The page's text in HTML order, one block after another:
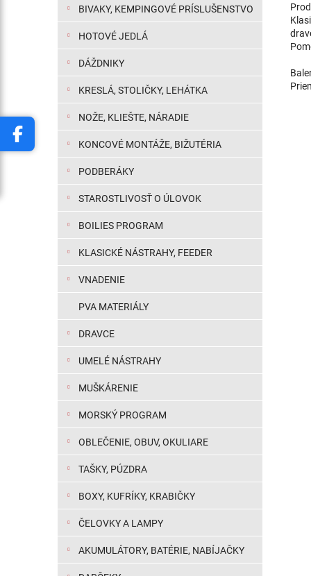
BIVAKY, KEMPINGOVÉ PRÍSLUŠENSTVO
HOTOVÉ JEDLÁ
DÁŽDNIKY
KRESLÁ, STOLIČKY, LEHÁTKA
NOŽE, KLIEŠTE, NÁRADIE
KONCOVÉ MONTÁŽE, BIŽUTÉRIA
PODBERÁKY
STAROSTLIVOSŤ O ÚLOVOK
BOILIES PROGRAM
KLASICKÉ NÁSTRAHY, FEEDER
VNADENIE
PVA MATERIÁLY
DRAVCE
UMELÉ NÁSTRAHY
MUŠKÁRENIE
MORSKÝ PROGRAM
OBLEČENIE, OBUV, OKULIARE
TAŠKY, PÚZDRA
BOXY, KUFRÍKY, KRABIČKY
ČELOVKY A LAMPY
AKUMULÁTORY, BATÉRIE, NABÍJAČKY